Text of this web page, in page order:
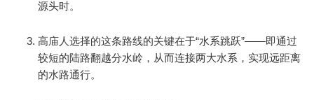
源头时。
高庙人选择的这条路线的关键在于“水系跳跃”——即通过
较短的陆路翻越分水岭，从而连接两大水系，实现远距离
的水路通行。